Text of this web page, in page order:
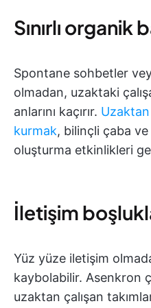
Sınırlı organik
Spontane sohbetler
olmadan, uzaktaki
anlarını kaçırır. Uzaktan
kurmak, bilinçli çaba ve
oluşturma etkinlikleri
İletişim
Yüz yüze iletişim
kaybolabilir. Asenkron
uzaktan çalışan